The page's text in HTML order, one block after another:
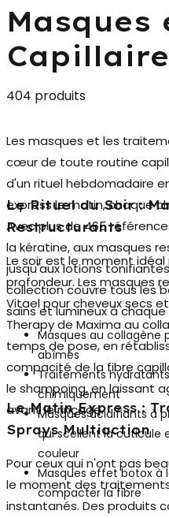
Masques
404 produits
Les masques et les
cœur de toute routine
d'un rituel hebdomadaire
express le matin, chaque
Avec plus de 465
la kératine, aux masques
jusqu'aux lotions
collection couvre tous les
sains et lumineux à
Le Rituel du Soir :
Restructurants
Le soir est le moment
profondeur. Les masques
Vitael pour cheveux secs
Therapy de Maxima au
temps de pose, en
compacité de la fibre
le shampoing, en laissant
avant le rinçage.
Masques au collagène
abîmés
Traitements
chimiquement
Masques acidifiants à
qui scellent la cuticule
couleur
Masques effet botox à
compacter la fibre
Le Matin Express :
Sprays Multiaction
Pour ceux qui n'ont pas
le moment des
instantanés. Des produits